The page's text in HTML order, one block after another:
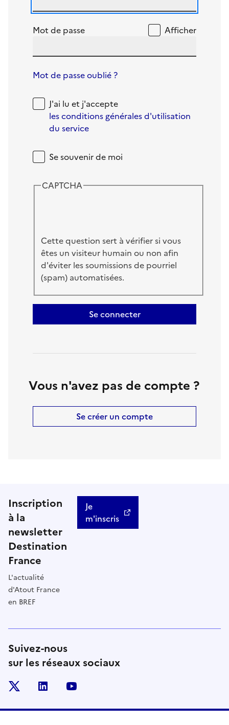
Mot de passe Afficher
Mot de passe oublié ?
J'ai lu et j'accepte
les conditions générales d'utilisation
du service
Se souvenir de moi
CAPTCHA
Cette question sert à vérifier si vous
êtes un visiteur humain ou non afin
d'éviter les soumissions de pourriel
(spam) automatisées.
Se connecter
Vous n'avez pas de compte ?
Se créer un compte
Inscription
à la
newsletter
Destination
France
L'actualité
d'Atout France
en BREF
Je
m'inscris
Suivez-nous
sur les réseaux sociaux
linkedin